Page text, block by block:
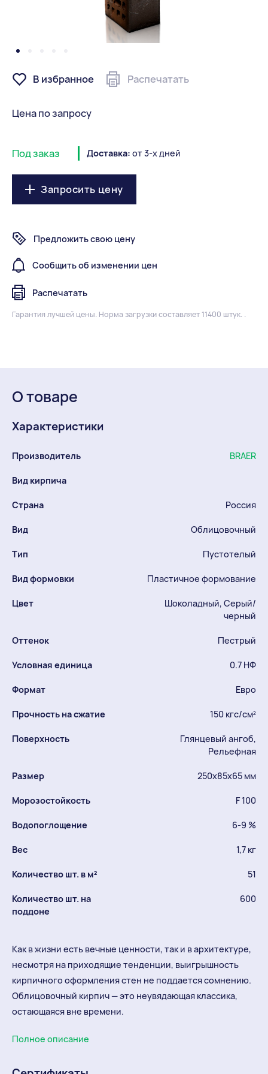
В избранное Распечатать
Цена по запросу
Под заказ Доставка: от 3-х дней
Запросить цену
Предложить свою цену
Сообщить об изменении цен
Распечатать
Гарантия лучшей цены. Норма загрузки составляет 11400 штук. .
О товаре
Характеристики
Производитель BRAER
Вид кирпича
Страна Россия
Вид Облицовочный
Тип Пустотелый
Вид формовки Пластичное формование
Цвет
Шоколадный, Серый/
черный
Оттенок Пестрый
Условная единица 0.7 НФ
Формат Евро
Прочность на сжатие 150 кгс/см²
Поверхность
Глянцевый ангоб,
Рельефная
Размер 250х85х65 мм
Морозостойкость F 100
Водопоглощение 6-9 %
Вес 1,7 кг
Количество шт. в м² 51
Количество шт. на
поддоне
600
Как в жизни есть вечные ценности, так и в архитектуре,
несмотря на приходящие тенденции, выигрышность
кирпичного оформления стен не поддается сомнению.
Облицовочный кирпич — это неувядающая классика,
остающаяся вне времени.
Полное описание